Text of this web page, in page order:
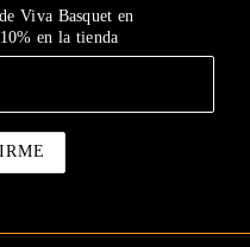
Viva Basquet en
en la tienda